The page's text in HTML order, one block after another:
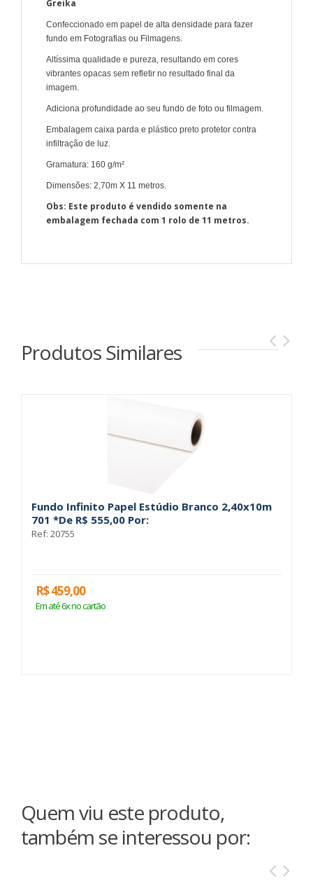
Greika
Confeccionado em papel de alta densidade para fazer
fundo em Fotografias ou Filmagens.
Altíssima qualidade e pureza, resultando em cores
vibrantes opacas sem refletir no resultado final da
imagem.
Adiciona profundidade ao seu fundo de foto ou filmagem.
Embalagem caixa parda e plástico preto protetor contra
infiltração de luz.
Gramatura: 160 g/m²
Dimensões: 2,70m X 11 metros.
Obs: Este produto é vendido somente na
embalagem fechada com 1 rolo de 11 metros.
Produtos Similares
Fundo Infinito Papel Estúdio Branco 2,40x10m
701 *De R$ 555,00 Por:
Ref: 20755
R$ 459,00
Em até 6x no cartão
Quem viu este produto,
também se interessou por: